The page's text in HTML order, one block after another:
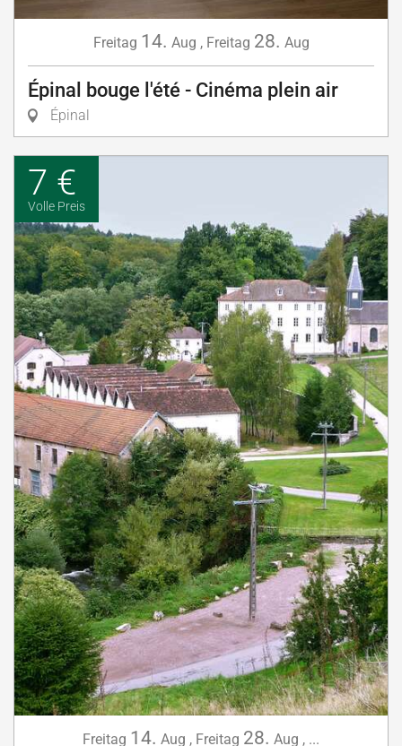
Freitag 14. Aug , Freitag 28. Aug
Épinal bouge l'été - Cinéma plein air
Épinal
7 €
Volle Preis
Freitag 14. Aug , Freitag 28. Aug , ...